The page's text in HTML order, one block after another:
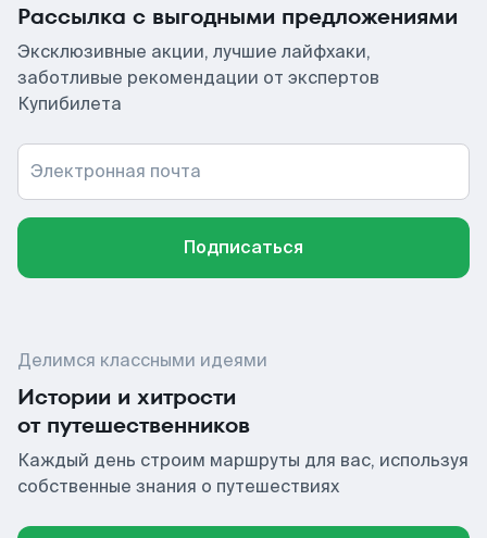
Рассылка с выгодными предложениями
Эксклюзивные акции, лучшие лайфхаки,
заботливые рекомендации от экспертов
Купибилета
Электронная почта
Подписаться
Делимся классными идеями
Истории и хитрости
от путешественников
Каждый день строим маршруты для вас, используя
собственные знания о путешествиях